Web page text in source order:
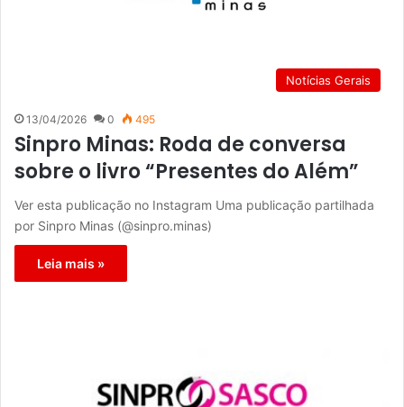
Notícias Gerais
13/04/2026 0 495
Sinpro Minas: Roda de conversa
sobre o livro “Presentes do Além”
Ver esta publicação no Instagram Uma publicação partilhada
por Sinpro Minas (@sinpro.minas)
Leia mais »